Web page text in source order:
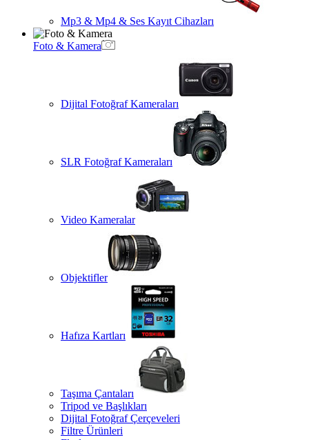
Mp3 & Mp4 & Ses Kayıt Cihazları
Foto & Kamera
Dijital Fotoğraf Kameraları
SLR Fotoğraf Kameraları
Video Kameralar
Objektifler
Hafıza Kartları
Taşıma Çantaları
Tripod ve Başlıkları
Dijital Fotoğraf Çerçeveleri
Filtre Ürünleri